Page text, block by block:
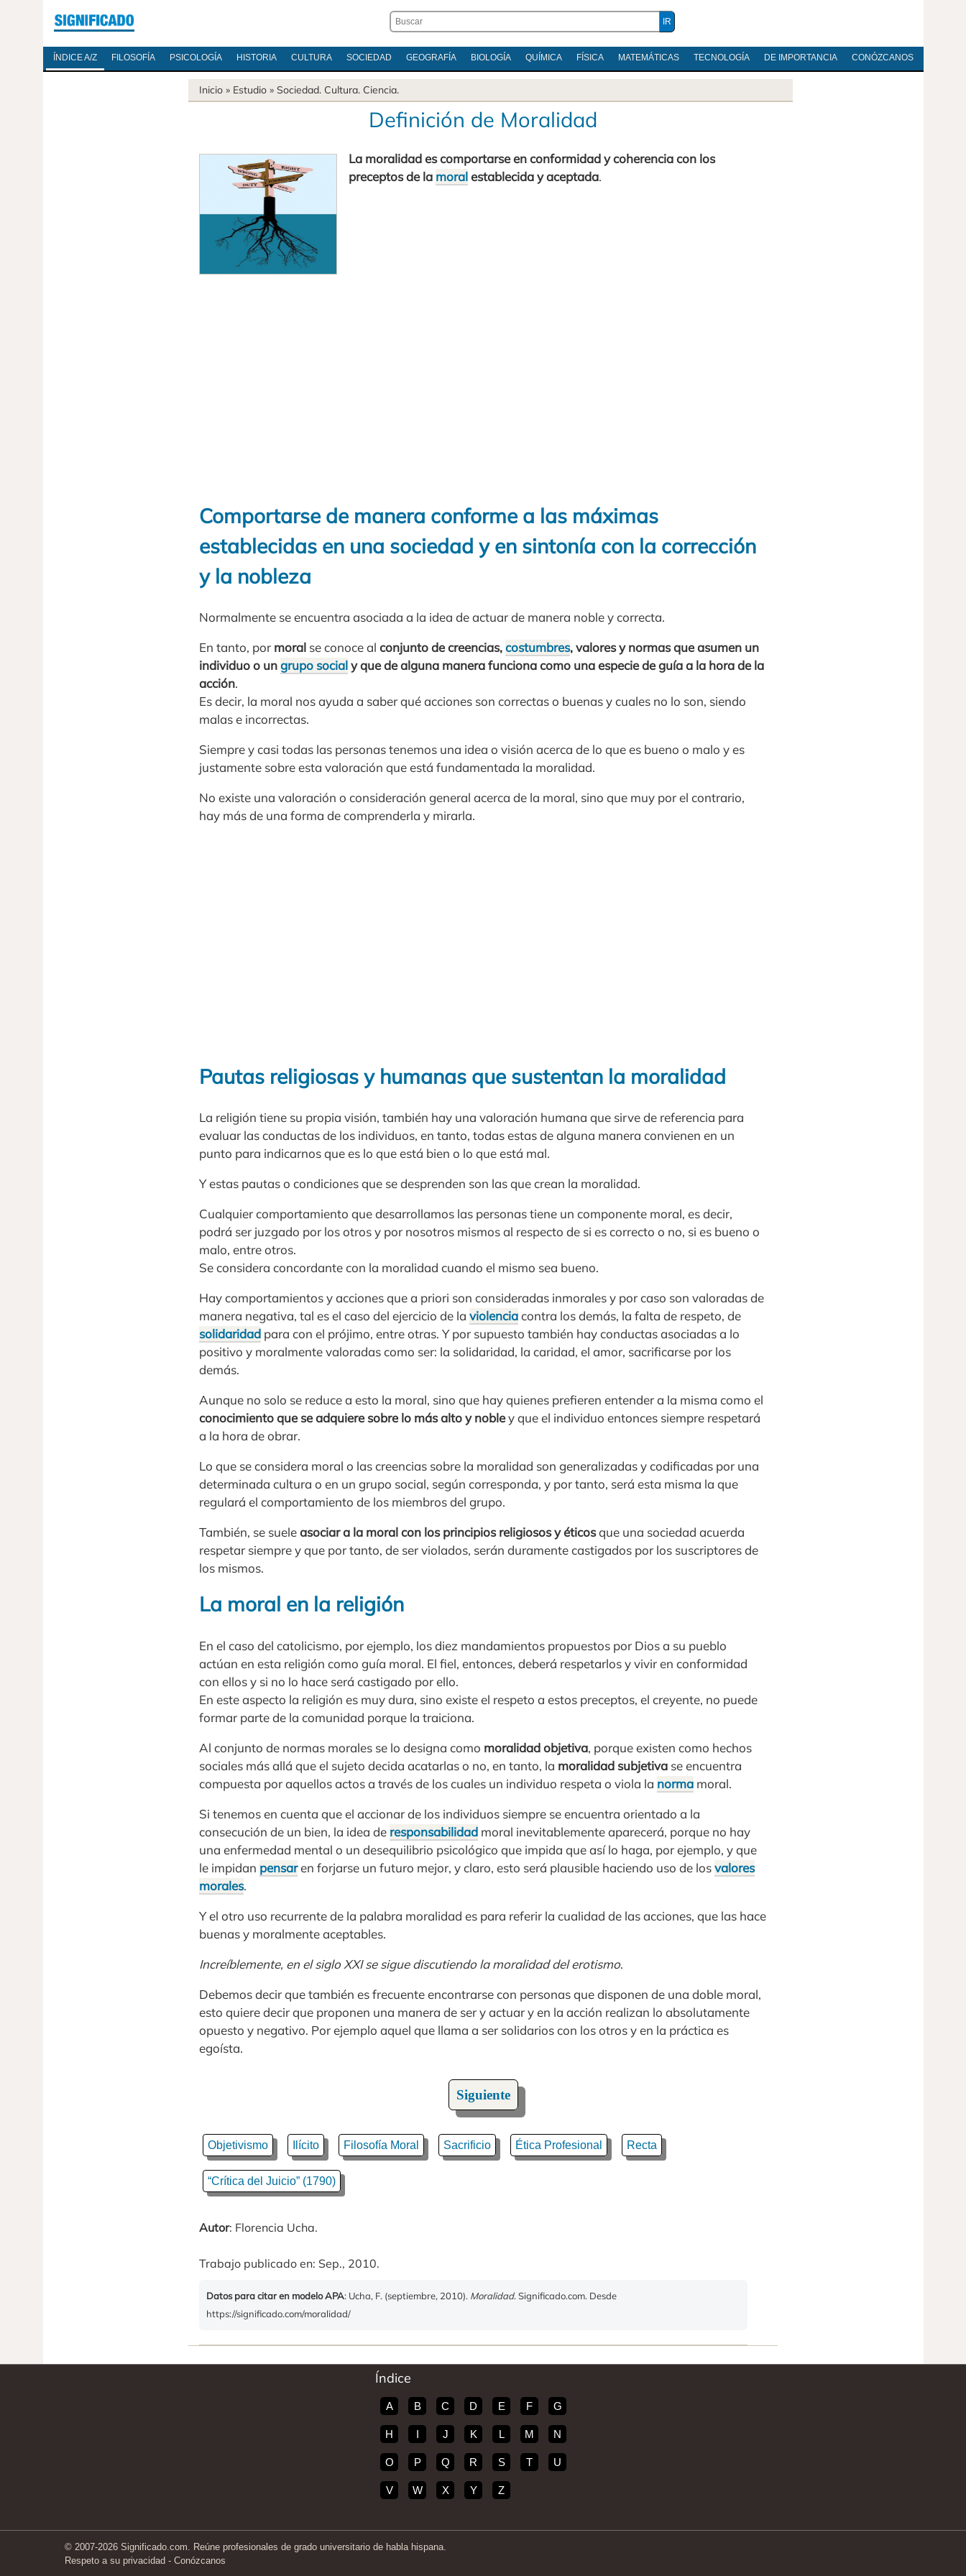
ÍNDICE A/Z FILOSOFÍA PSICOLOGÍA HISTORIA CULTURA SOCIEDAD GEOGRAFÍA BIOLOGÍA QUÍMICA FÍSICA MATEMÁTICAS TECNOLOGÍA DE IMPORTANCIA CONÓZCANOS
Inicio » Estudio » Sociedad. Cultura. Ciencia.
Definición de Moralidad
La moralidad es comportarse en conformidad y coherencia con los
preceptos de la moralestablecida y aceptada.
Comportarse de manera conforme a las máximas
establecidas en una sociedad y en sintonía con la corrección
y la nobleza
Normalmente se encuentra asociada a la idea de actuar de manera noble y correcta.
En tanto, por moral se conoce al conjunto de creencias,costumbres, valores y normas que asumen un
individuo o ungrupo socialy que de alguna manera funciona como una especie de guía a la hora de la
acción.
Es decir, la moral nos ayuda a saber qué acciones son correctas o buenas y cuales no lo son, siendo
malas e incorrectas.
Siempre y casi todas las personas tenemos una idea o visión acerca de lo que es bueno o malo y es
justamente sobre esta valoración que está fundamentada la moralidad.
No existe una valoración o consideración general acerca de la moral, sino que muy por el contrario,
hay más de una forma de comprenderla y mirarla.
Pautas religiosas y humanas que sustentan la moralidad
La religión tiene su propia visión, también hay una valoración humana que sirve de referencia para
evaluar las conductas de los individuos, en tanto, todas estas de alguna manera convienen en un
punto para indicarnos que es lo que está bien o lo que está mal.
Y estas pautas o condiciones que se desprenden son las que crean la moralidad.
Cualquier comportamiento que desarrollamos las personas tiene un componente moral, es decir,
podrá ser juzgado por los otros y por nosotros mismos al respecto de si es correcto o no, si es bueno o
malo, entre otros.
Se considera concordante con la moralidad cuando el mismo sea bueno.
Hay comportamientos y acciones que a priori son consideradas inmorales y por caso son valoradas de
manera negativa, tal es el caso del ejercicio de la violenciacontra los demás, la falta de respeto, de
solidaridad para con el prójimo, entre otras. Y por supuesto también hay conductas asociadas a lo
positivo y moralmente valoradas como ser: la solidaridad, la caridad, el amor, sacrificarse por los
demás.
Aunque no solo se reduce a esto la moral, sino que hay quienes prefieren entender a la misma como el
conocimiento que se adquiere sobre lo más alto y nobley que el individuo entonces siempre respetará
a la hora de obrar.
Lo que se considera moral o las creencias sobre la moralidad son generalizadas y codificadas por una
determinada cultura o en un grupo social, según corresponda, y por tanto, será esta misma la que
regulará el comportamiento de los miembros del grupo.
También, se sueleasociar a la moral con los principios religiosos y éticosque una sociedad acuerda
respetar siempre y que por tanto, de ser violados, serán duramente castigados por los suscriptores de
los mismos.
La moral en la religión
En el caso del catolicismo, por ejemplo, los diez mandamientos propuestos por Dios a su pueblo
actúan en esta religión como guía moral. El fiel, entonces, deberá respetarlos y vivir en conformidad
con ellos y si no lo hace será castigado por ello.
En este aspecto la religión es muy dura, sino existe el respeto a estos preceptos, el creyente, no puede
formar parte de la comunidad porque la traiciona.
Al conjunto de normas morales se lo designa como moralidad objetiva, porque existen como hechos
sociales más allá que el sujeto decida acatarlas o no, en tanto, la moralidad subjetiva se encuentra
compuesta por aquellos actos a través de los cuales un individuo respeta o viola la norma moral.
Si tenemos en cuenta que el accionar de los individuos siempre se encuentra orientado a la
consecución de un bien, la idea de responsabilidad moral inevitablemente aparecerá, porque no hay
una enfermedad mental o un desequilibrio psicológico que impida que así lo haga, por ejemplo, y que
le impidan pensaren forjarse un futuro mejor, y claro, esto será plausible haciendo uso de losvalores
morales.
Y el otro uso recurrente de la palabra moralidad es para referir la cualidad de las acciones, que las hace
buenas y moralmente aceptables.
Increíblemente, en el siglo XXI se sigue discutiendo la moralidad del erotismo.
Debemos decir que también es frecuente encontrarse con personas que disponen de una doble moral,
esto quiere decir que proponen una manera de ser y actuar y en la acción realizan lo absolutamente
opuesto y negativo. Por ejemplo aquel que llama a ser solidarios con los otros y en la práctica es
egoísta.
Siguiente
Objetivismo Ilícito Filosofía Moral Sacrificio Ética Profesional Recta
“Crítica del Juicio” (1790)
Autor: Florencia Ucha.
Trabajo publicado en: Sep., 2010.
Datos para citar en modelo APA: Ucha, F. (septiembre, 2010). Moralidad. Significado.com. Desde
https://significado.com/moralidad/
Índice
A B C D E F G
H I J K L M N
O P Q R S T U
V W X Y Z
© 2007-2026 Significado.com. Reúne profesionales de grado universitario de habla hispana.
Respeto a su privacidad- Conózcanos